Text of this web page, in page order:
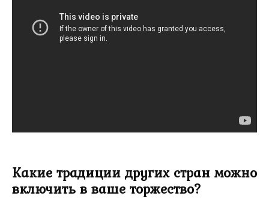
Какие традиции других стран можно
включить в ваше торжество?